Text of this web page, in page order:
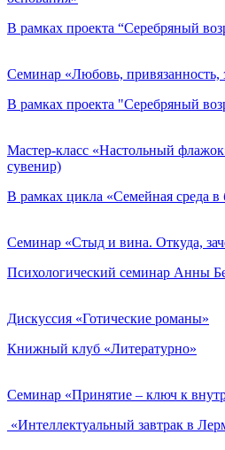
В рамках проекта “Серебряный
Семинар «Любовь, привязанность,
В рамках проекта "Серебряный
Мастер-класс «Настольный
сувенир)
В рамках цикла «Семейная среда в
Семинар «Стыд и вина. Откуда,
Психологический семинар Анны
Дискуссия «Готические романы»
Книжный клуб «Литературно»
Семинар «Принятие – ключ к
«Интеллектуальный завтрак в